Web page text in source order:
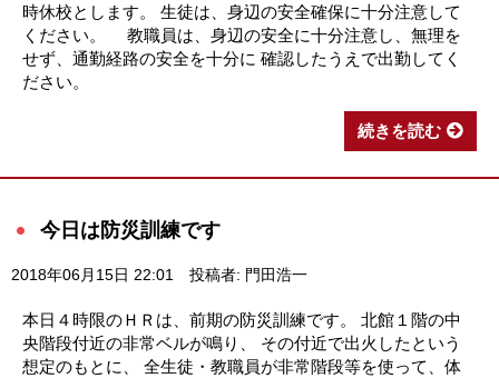
時休校とします。 生徒は、身辺の安全確保に十分注意して
ください。 教職員は、身辺の安全に十分注意し、無理を
せず、通勤経路の安全を十分に 確認したうえで出勤してく
ださい。
続きを読む
今日は防災訓練です
2018年06月15日 22:01 投稿者: 門田浩一
本日４時限のＨＲは、前期の防災訓練です。 北館１階の中
央階段付近の非常ベルが鳴り、 その付近で出火したという
想定のもとに、 全生徒・教職員が非常階段等を使って、体